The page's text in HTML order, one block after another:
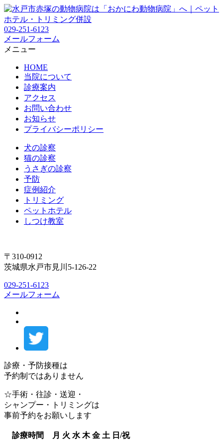
029-251-6123
メールフォーム
メニュー
HOME
当院について
診療案内
アクセス
お問い合わせ
お知らせ
プライバシーポリシー
犬の診察
猫の診察
うさぎの診察
予防
症例紹介
トリミング
ペットホテル
しつけ教室
〒310-0912
茨城県水戸市見川5-126-22
029-251-6123
メールフォーム
診療・予防接種は
予約制ではありません
☆手術・往診・送迎・
シャンプー・トリミングは
事前予約をお願いします
診療時間 月 火 水 木 金 土 日/祝